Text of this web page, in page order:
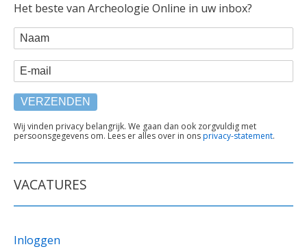
Het beste van Archeologie Online in uw inbox?
WEBFORM
Naam
E-mail
TEKST
ONDER
Wij vinden privacy belangrijk. We gaan dan ook zorgvuldig met
persoonsgegevens om. Lees er alles over in onsprivacy-statement.
VACATURES
Inloggen